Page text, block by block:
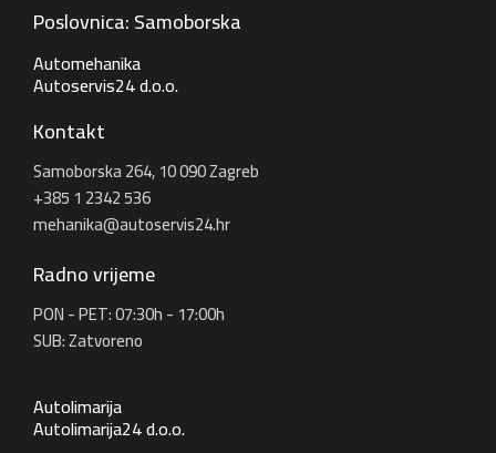
Poslovnica: Samoborska
Automehanika
Autoservis24 d.o.o.
Kontakt
Samoborska 264, 10 090 Zagreb
+385 1 2342 536
mehanika@autoservis24.hr
Radno vrijeme
PON - PET: 07:30h - 17:00h
SUB: Zatvoreno
Autolimarija
Autolimarija24 d.o.o.